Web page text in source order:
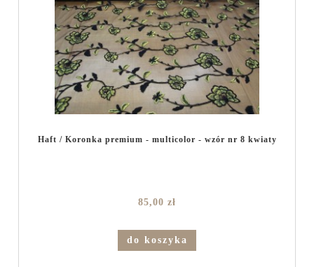
Haft / Koronka premium - multicolor - wzór nr 8 kwiaty
85,00 zł
do koszyka